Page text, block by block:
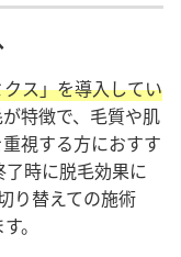
ス」を導入してい
特徴で、毛質や肌
視する方におすす
時に脱毛効果に
り替えての施術
。